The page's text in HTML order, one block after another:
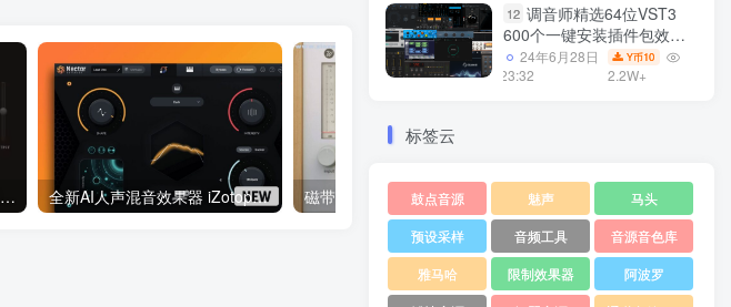
Zeus EFX Plugin 1.0.0 Win/MacOS 全新AI人声混音效果器 iZotope Nectar Advanced v4.0.0 WIN（新增R2R版）
12 调音师精选64位VST3
600个一键安装插件包效果
器集合10G WiN
24年6月28日
23:32
Y币10
2.2W+
标签云
鼓点音源 魅声
马头
预设采样
音频工具
音源音色库
雅马哈
限制效果器
阿波罗